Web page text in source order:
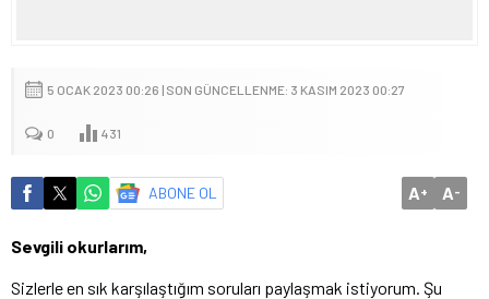
5 OCAK 2023 00:26 | SON GÜNCELLENME: 3 KASIM 2023 00:27
0 431
ABONE OL A+ A-
Sevgili okurlarım,
Sizlerle en sık karşılaştığım soruları paylaşmak istiyorum. Şu